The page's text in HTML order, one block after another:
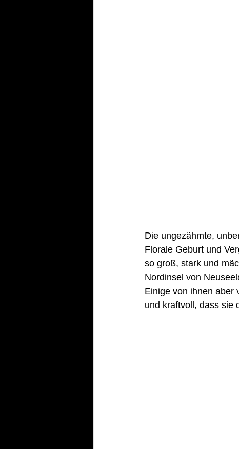
Die ungezähmte,
Florale Geburt und
so groß, stark und
Nordinsel von
Einige von ihnen aber
und kraftvoll, dass sie